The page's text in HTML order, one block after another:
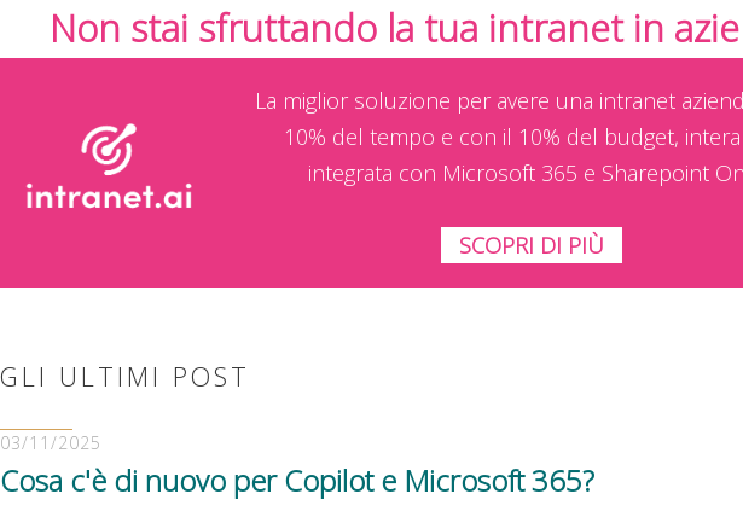
Non stai sfruttando la tua intranet in
La miglior soluzione per avere una intranet
10% del tempo e con il 10% del budget,
integrata con Microsoft 365 e Sharepoint
SCOPRI DI PIÙ
GLI ULTIMI POST
03/11/2025
Cosa c'è di nuovo per Copilot e Microsoft 365?